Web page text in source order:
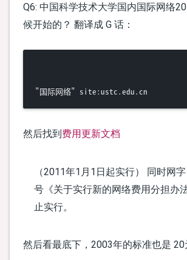
Q6: 中国科学技术大学国内国际网络
候开始的？ 翻译成 G 话：
然后找到费用更新文档
（2011年1月1日起实行） 同时网
号《关于实行新的网络费用分担办
止实行。
然后看最底下，2003年的标准也是 20